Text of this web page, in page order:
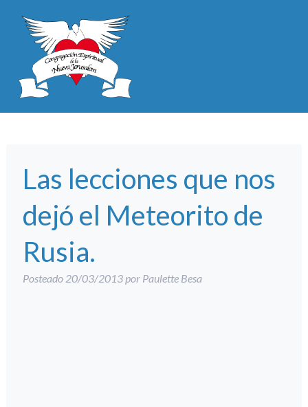
Las lecciones que nos
dejó el Meteorito de
Rusia.
Posteado 20/03/2013 por Paulette Besa